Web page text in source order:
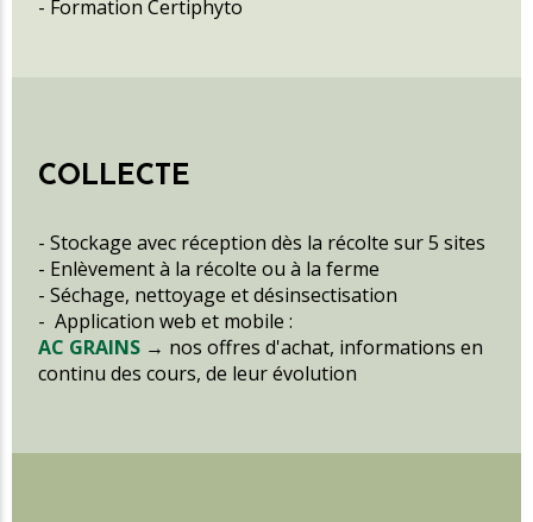
- Formation Certiphyto
COLLECTE
- Stockage avec réception dès la récolte sur 5 sites
- Enlèvement à la récolte ou à la ferme
- Séchage, nettoyage et désinsectisation
- Application web et mobile :
AC GRAINS → nos offres d'achat, informations en
continu des cours, de leur évolution